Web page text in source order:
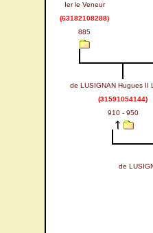
Ier le Veneur
(63182108288)
885
de LUSIGNAN Hugues II
(31591054144)
910 - 950
de